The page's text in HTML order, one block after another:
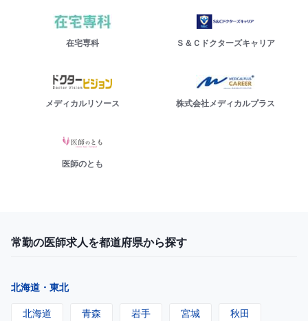
在宅専科 Ｓ＆Ｃドクターズキャリア
メディカルリソース 株式会社メディカルプラス
医師のとも
常勤の医師求人を都道府県から探す
北海道・東北
北海道
青森 岩手 宮城 秋田